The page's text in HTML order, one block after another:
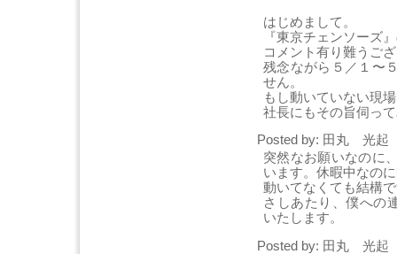
はじめまして。
『東京チェンソーズ
コメント有り難うご
残念ながら５／１〜
せん。
もし動いていない現
社長にもその旨伺っ
Posted by: 田丸 光起
突然なお願いなのに
います。休暇中なの
動いてなくても結構
さしあたり、僕への
いたします。
Posted by: 田丸 光起